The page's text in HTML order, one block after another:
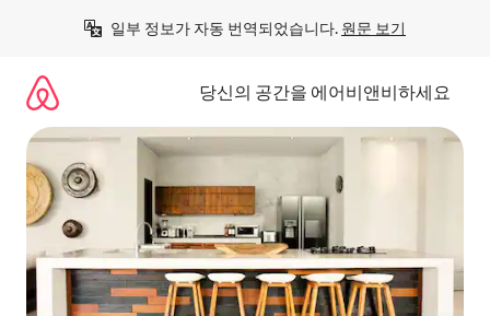
일부 정보가 자동 번역되었습니다. 원문 보기
당신의 공간을 에어비앤비하세요